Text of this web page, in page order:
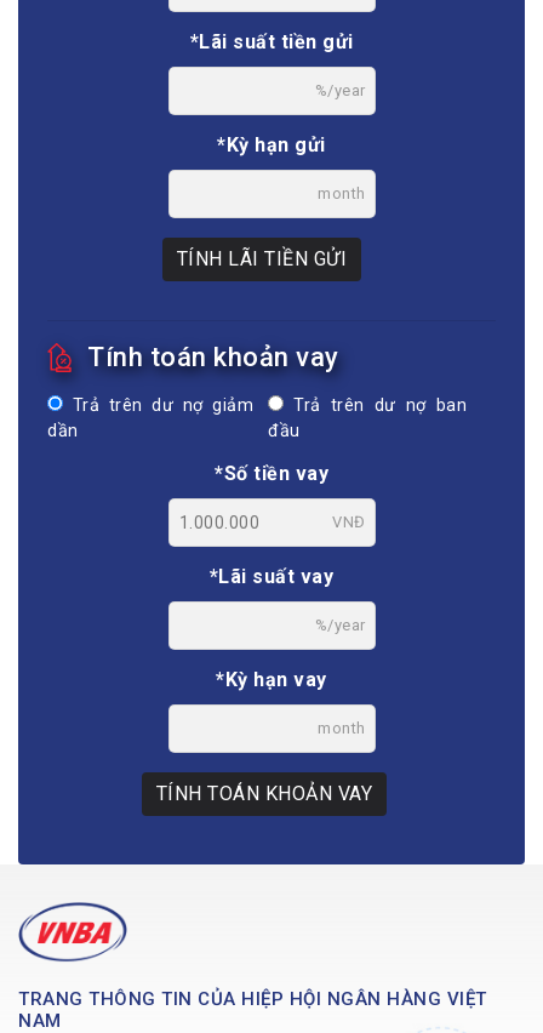
*Lãi suất tiền gửi
%/year
*Kỳ hạn gửi
month
TÍNH LÃI TIỀN GỬI
Tính toán khoản vay
Trả trên dư nợ giảm
dần
Trả trên dư nợ ban
đầu
*Số tiền vay
VNĐ
*Lãi suất vay
%/year
*Kỳ hạn vay
month
TÍNH TOÁN KHOẢN VAY
TRANG THÔNG TIN CỦA HIỆP HỘI NGÂN HÀNG VIỆT
NAM